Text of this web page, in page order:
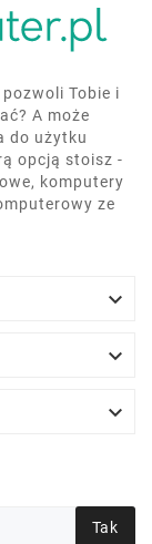
Tobie i
A może
do użytku
opcją stoisz -
komputery
ze



Tak